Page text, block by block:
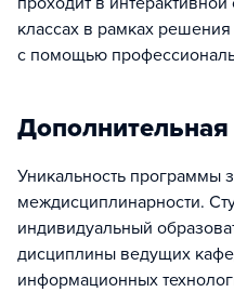
классах в рамках решения
с помощью
Уникальность программы
междисциплинарности.
индивидуальный
дисциплины ведущих
информационных